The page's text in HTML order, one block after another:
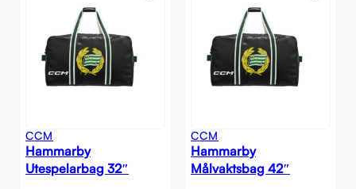
CCM
Hammarby
Utespelarbag 32″
CCM
Hammarby
Målvaktsbag 42″